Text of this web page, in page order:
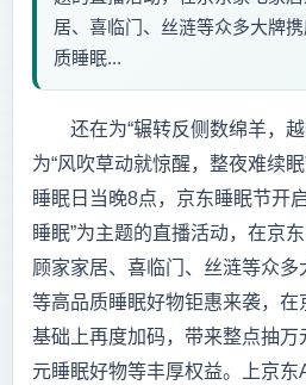
居、喜临门、丝涟等众多大牌
质睡眠...
还在为“辗转反侧数绵羊，
为“风吹草动就惊醒，整夜难续
睡眠日当晚8点，京东睡眠节开
睡眠”为主题的直播活动，在京
顾家家居、喜临门、丝涟等众
等高品质睡眠好物钜惠来袭，在
基础上再度加码，带来整点抽
元睡眠好物等丰厚权益。上京东